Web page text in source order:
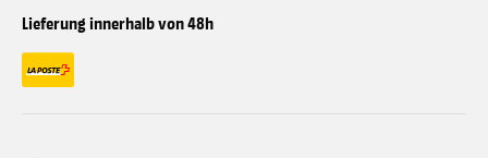
Lieferung innerhalb von 48h